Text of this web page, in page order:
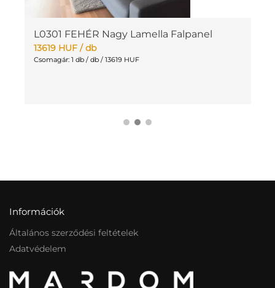
L0301 FEHÉR Nagy Lamella Falpanel
13619 HUF/ db
Csomagár: 1 db / db / 13619 HUF
Információk
Általános szerződési feltételek
Adatvédelem